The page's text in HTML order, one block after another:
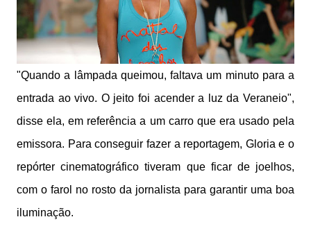
"Quando a lâmpada queimou, faltava um minuto para a
entrada ao vivo. O jeito foi acender a luz da Veraneio",
disse ela, em referência a um carro que era usado pela
emissora. Para conseguir fazer a reportagem, Gloria e o
repórter cinematográfico tiveram que ficar de joelhos,
com o farol no rosto da jornalista para garantir uma boa
iluminação.